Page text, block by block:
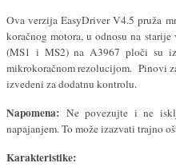
Ova verzija EasyDriver V4.5 pruža
koračnog motora, u odnosu na
(MS1 i MS2) na A3967 ploči su
mikrokoračnom rezolucijom. Pinovi
izvedeni za dodatnu kontrolu.
Napomena: Ne povezujte i ne
napajanjem. To može izazvati trajno
Karakteristike: